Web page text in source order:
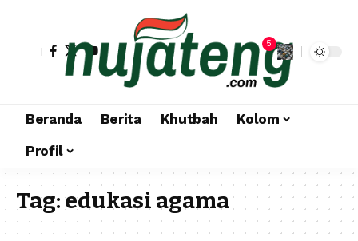
5
Beranda Berita Khutbah
Kolom
Profil
Tag:edukasi agama